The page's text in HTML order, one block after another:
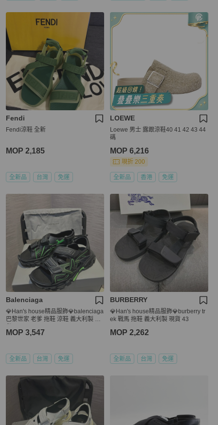
Fendi
Fendi涼鞋 全新
MOP 2,185
全新品 台灣 免運
LOEWE
Loewe 男士 露跟涼鞋40 41 42 43 44
碼
MOP 6,216
現折 200
全新品 香港 免運
Balenciaga
💎Han's house精品服飾💎balenciaga
巴黎世家 老爹 拖鞋 涼鞋 義大利製 現
MOP 3,547
全新品 台灣 免運
BURBERRY
💎Han's house精品服飾💎burberry tr
ek 戰馬 拖鞋 義大利製 現貨 43
MOP 2,262
全新品 台灣 免運